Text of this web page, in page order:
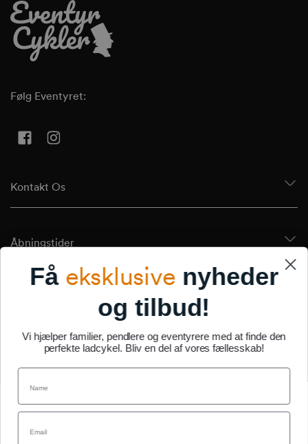
Følg Eventyret:
FacebookInstagram
Kontakt Os
Åbningstider
Tilmeld Dig Vores Nyhedsbrev
Om Os
Få eksklusive nyheder
og tilbud!
Vi hjælper familier, pendlere og eventyrere med at finde den
perfekte ladcykel. Bliv en del af vores fællesskab!
Name
Email